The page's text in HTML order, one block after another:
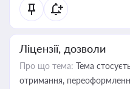
Ліцензії, дозволи
Про що тема: Тема
отримання,